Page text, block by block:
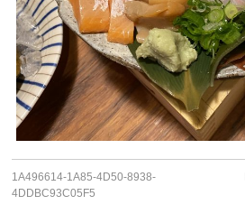
1A496614-1A85-4D50-8938-
4DDBC93C05F5